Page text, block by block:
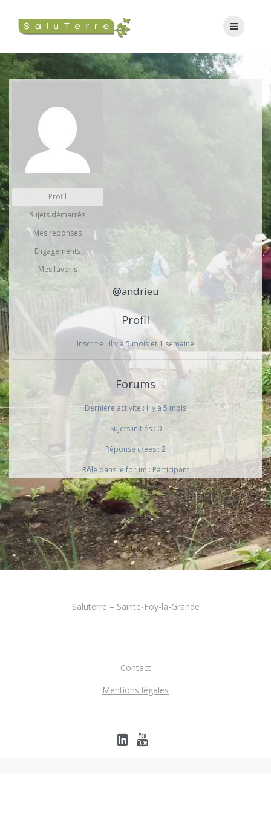
Profil
Sujets démarrés
Mes réponses
Engagements
Mes favoris
@andrieu
Profil
Inscrit·e : il y a 5 mois et 1 semaine
Forums
Dernière activité : il y a 5 mois
Sujets initiés : 0
Réponse crées : 2
Rôle dans le forum : Participant
Saluterre – Sainte-Foy-la-Grande
Contact
Mentions légales